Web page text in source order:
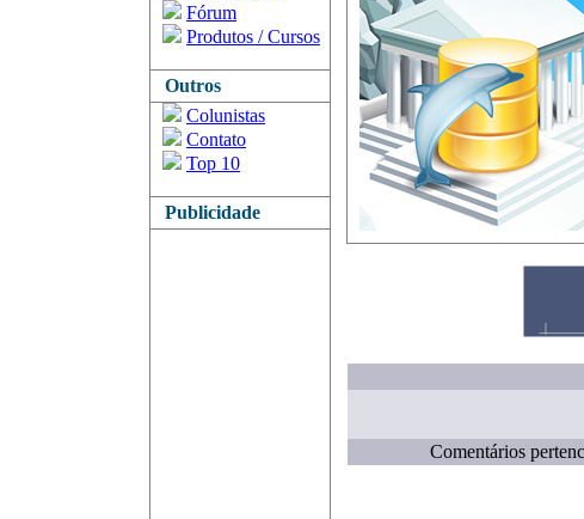
Fórum
Produtos / Cursos
Outros
Colunistas
Contato
Top 10
Publicidade
Comentários